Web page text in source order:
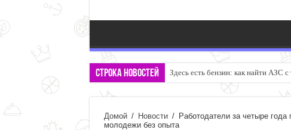
Строка новостей Здесь есть бензин: как найти АЗС
Домой / Новости /
Работодатели за четыре
молодежи без опыта